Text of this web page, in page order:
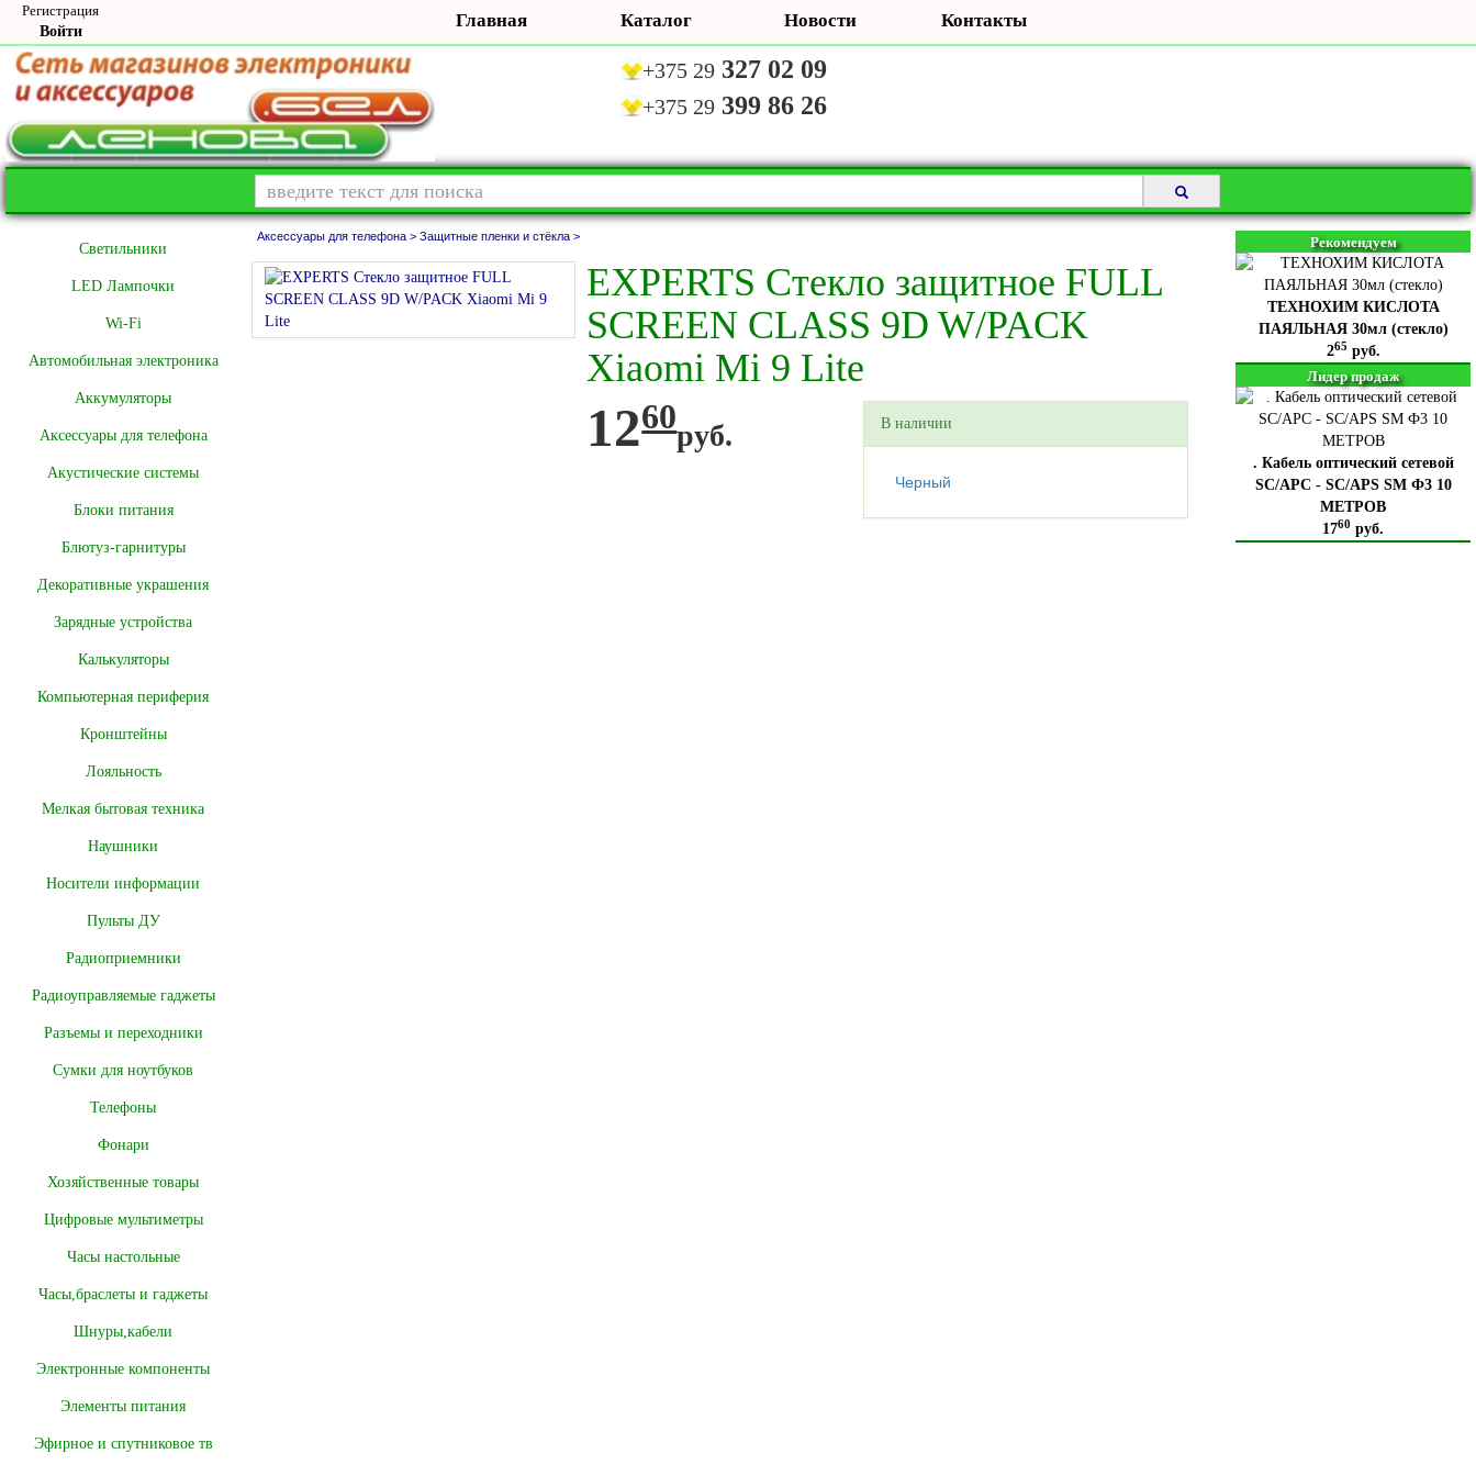
Регистрация
Войти
Главная Каталог Новости Контакты
+375 29 327 02 09
+375 29 399 86 26
Cветильники
LED Лампочки
Wi-Fi
Автомобильная электроника
Аккумуляторы
Аксессуары для телефона
Акустические системы
Блоки питания
Блютуз-гарнитуры
Декоративные украшения
Зарядные устройства
Калькуляторы
Компьютерная периферия
Кронштейны
Лояльность
Мелкая бытовая техника
Наушники
Носители информации
Пульты ДУ
Радиоприемники
Радиоуправляемые гаджеты
Разъемы и переходники
Сумки для ноутбуков
Телефоны
Фонари
Хозяйственные товары
Цифровые мультиметры
Часы настольные
Часы,браслеты и гаджеты
Шнуры,кабели
Электронные компоненты
Элементы питания
Эфирное и спутниковое тв
Аксессуары для телефона > Защитные пленки и стёкла >
EXPERTS Стекло защитное FULL
SCREEN CLASS 9D W/PACK
Xiaomi Mi 9 Lite
1260руб. В наличии
Черный
Рекомендуем
ТЕХНОХИМ КИСЛОТА
ПАЯЛЬНАЯ 30мл (стекло)
265 руб.
Лидер продаж
. Кабель оптический сетевой
SC/APC - SC/APS SM Ф3 10
МЕТРОВ
1760 руб.